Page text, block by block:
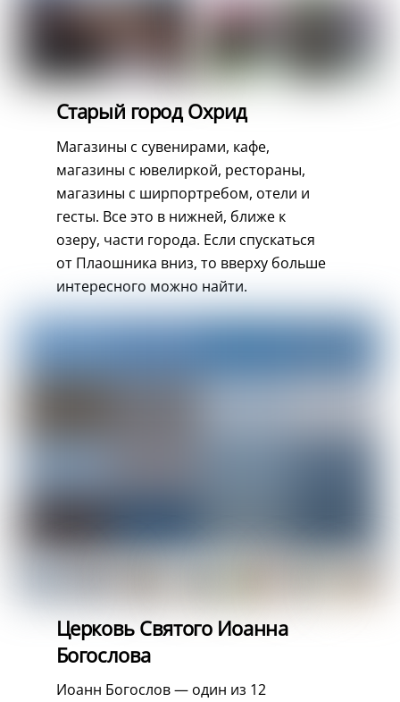
Старый город Охрид
Магазины с сувенирами, кафе,
магазины с ювелиркой, рестораны,
магазины с ширпортребом, отели и
гесты. Все это в нижней, ближе к
озеру, части города. Если спускаться
от Плаошника вниз, то вверху больше
интересного можно найти.
Церковь Святого Иоанна
Богослова
Иоанн Богослов — один из 12